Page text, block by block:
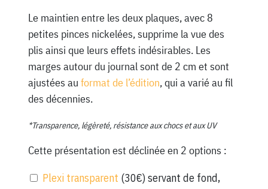
Le maintien entre les deux plaques, avec 8
petites pinces nickelées, supprime la vue des
plis ainsi que leurs effets indésirables. Les
marges autour du journal sont de 2 cm et sont
ajustées au format de l’édition, qui a varié au fil
des décennies.
*Transparence, légèreté, résistance aux chocs et aux UV
Cette présentation est déclinée en 2 options :
Plexi transparent (30€) servant de fond,